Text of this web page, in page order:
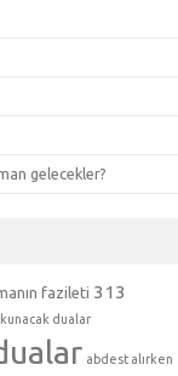
gelecekler?
fazileti 313
dualar
abdest alırken